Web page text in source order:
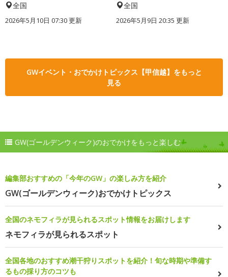
全国
2026年5月10日 07:30 更新
全国
2026年5月9日 20:35 更新
GWイベント・おでかけトピックス【甲信越】をもっと
見る
GW(ゴールデンウィーク)のおでかけをもっと楽しむ
編集部おすすめの「今年のGW」の楽しみ方を紹介
GW(ゴールデンウィーク)おでかけトピックス
全国のネモフィラが見られるスポット情報をお届けします
ネモフィラが見られるスポット
全国各地のおすすめ潮干狩りスポットを紹介！旬な時期や準備す
るもの採り方のコツも